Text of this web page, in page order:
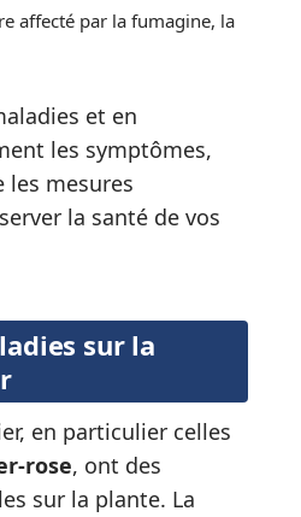
affecté par la fumagine, la
et en
les symptômes,
les mesures
la santé de vos
sur la
en particulier celles
rose, ont des
sur la plante. La